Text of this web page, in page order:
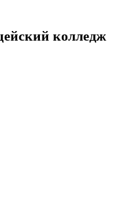
колледж